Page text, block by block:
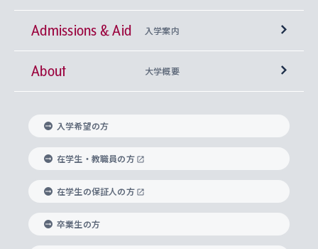
文学部
総合人間科学部
経済学部
外国語学部
総合グローバル学部
上智大学の全学共通教育
基盤教育センター
キリスト教人間学
身体知
思考と表現
データサイエンス
上智大学の語学教育
言語教育研究センター
上智大学のグローバル教育
グローバル教育センター
上智大学で学ぶ
海外で学ぶ
学びのサポート
大学院
神学研究科
助産学専攻科
キリスト教文化研究所
中世思想研究所
国際言語情報研究所
グローバル・コンサーン研究所
比較文化研究所
Sophia Open Research Weeks (SORW)
産官学連携
知的財産
研究支援制度
重点領域研究・自由課題研究
研究活動に関する法令・研究費の使用について
学期区分と授業時間割
課外活動
課外教育プログラム
ボランティア活動
グローバルな学びのコミュニティ
学生の相談窓口
心身の健康相談
ハラスメント防止の取り組み
キャリア形成サポート
キャリア形成支援プログラム
住まいのサポート
Admissions & Aid 入学案内
上智大学で取得できる学位
入れの方針）
科目等履修生
研究生・外国人特別研究生・国費留学生
交換留学生(海外大学から上智大学で学ぶ)
About 大学概要
理事長・学長メッセージ
学長・副学長紹介
上智大学の精神
上智大学の理念
上智大学の沿革
グローバルエンゲージメント
上智大学を訪れた世界の知性
上智大学公式ソーシャルメディア
入学希望の方
在学生・教職員の方
在学生の保証人の方
卒業生の方